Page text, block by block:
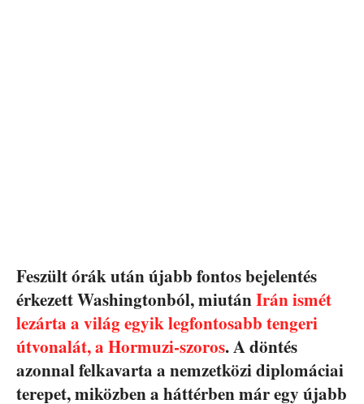
Feszült órák után újabb fontos bejelentés
érkezett Washingtonból, miutánIrán ismét
lezárta a világ egyik legfontosabb tengeri
útvonalát, a Hormuzi-szoros. A döntés
azonnal felkavarta a nemzetközi diplomáciai
terepet, miközben a háttérben már egy újabb